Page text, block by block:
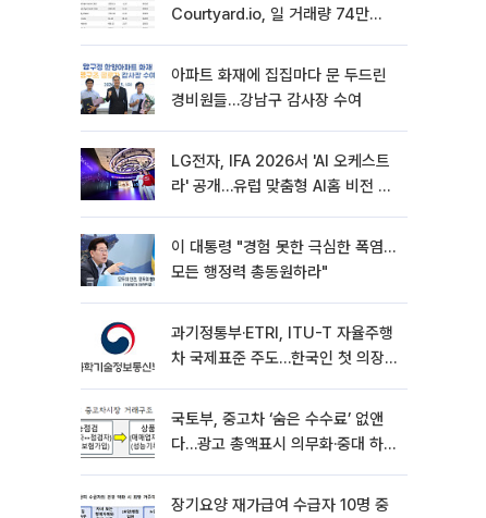
Courtyard.io, 일 거래량 74만
아파트 화재에 집집마다 문 두드린
경비원들…강남구 감사장 수여
LG전자, IFA 2026서 'AI 오케스트
라' 공개…유럽 맞춤형 AI홈 비전 제
이 대통령 "경험 못한 극심한 폭염…
모든 행정력 총동원하라"
과기정통부·ETRI, ITU-T 자율주행
차 국제표준 주도…한국인 첫 의장
국토부, 중고차 ‘숨은 수수료’ 없앤
다…광고 총액표시 의무화·중대 하
장기요양 재가급여 수급자 10명 중